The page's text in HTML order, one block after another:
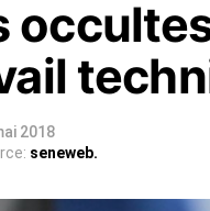
2018
seneweb.